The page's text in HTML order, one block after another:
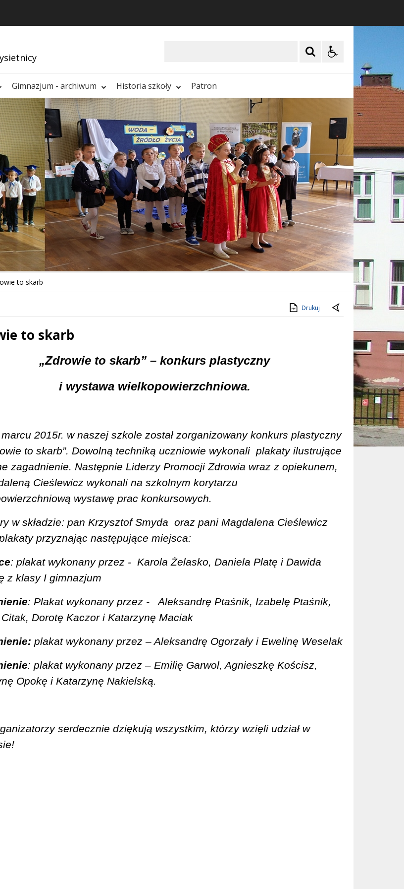
Gimnazjum - archiwum Historia szkoły Patron
to skarb
Drukuj
to skarb
„Zdrowie to skarb” – konkurs plastyczny
i wystawa wielkopowierzchniowa.
2015r. w naszej szkole został zorganizowany konkurs plastyczny
to skarb”. Dowolną techniką uczniowie wykonali plakaty ilustrujące
zagadnienie. Następnie Liderzy Promocji Zdrowia wraz z opiekunem,
Cieślewicz wykonali na szkolnym korytarzu
wystawę prac konkursowych.
w składzie: pan Krzysztof Smyda oraz pani Magdalena Cieślewicz
przyznając następujące miejsca:
: plakat wykonany przez - Karola Żelasko, Daniela Platę i Dawida
z klasy I gimnazjum
: Plakat wykonany przez -
Aleksandrę Ptaśnik, Izabelę Ptaśnik,
Dorotę Kaczor i Katarzynę Maciak
plakat wykonany przez – Aleksandrę Ogorzały i Ewelinę Weselak
: plakat wykonany przez – Emilię Garwol, Agnieszkę Kościsz,
Opokę i Katarzynę Nakielską.
serdecznie dziękują wszystkim, którzy wzięli udział w